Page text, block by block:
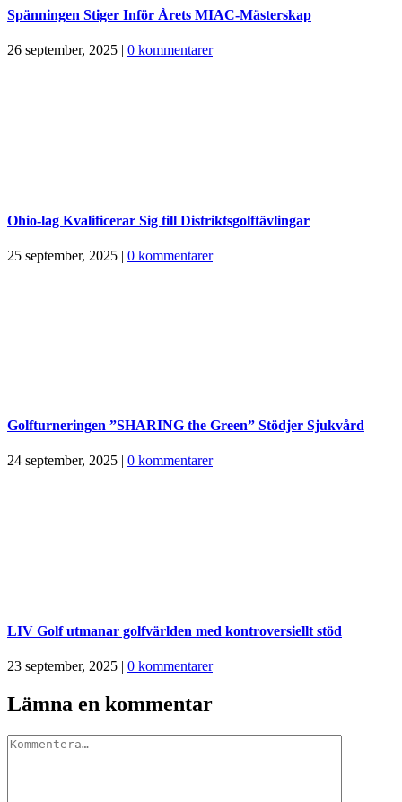
Spänningen Stiger Inför Årets MIAC-Mästerskap
26 september, 2025 | 0 kommentarer
Ohio-lag Kvalificerar Sig till Distriktsgolftävlingar
25 september, 2025 | 0 kommentarer
Golfturneringen ”SHARING the Green” Stödjer Sjukvård
24 september, 2025 | 0 kommentarer
LIV Golf utmanar golfvärlden med kontroversiellt stöd
23 september, 2025 | 0 kommentarer
Lämna en kommentar
Kommentar